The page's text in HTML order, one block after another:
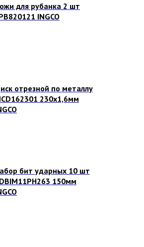
для рубанка 2 шт
INGCO
отрезной по металлу
230х1,6мм
бит ударных 10 шт
150мм